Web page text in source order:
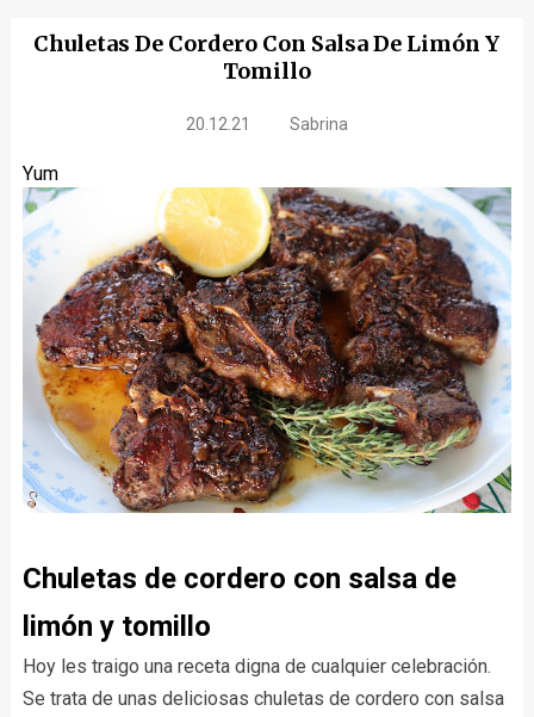
Chuletas De Cordero Con Salsa De Limón Y
Tomillo
20.12.21 Sabrina
Yum
Chuletas de cordero con salsa de
limón y tomillo
Hoy les traigo una receta digna de cualquier celebración.
Se trata de unas deliciosas chuletas de cordero con salsa